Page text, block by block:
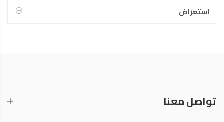
استعراض
تواصل معنا